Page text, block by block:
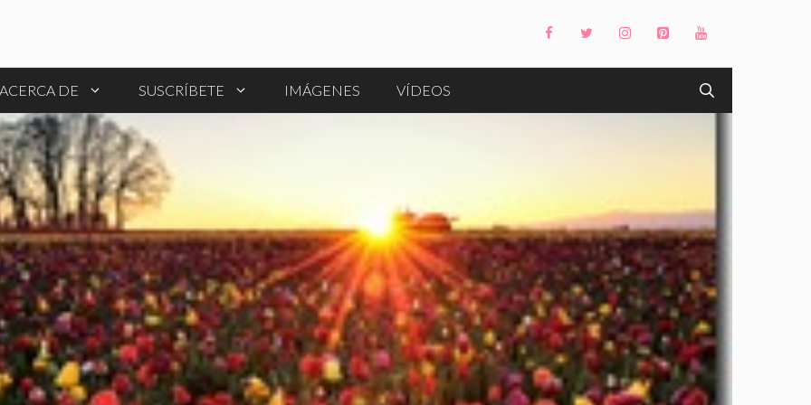
ACERCA DE SUSCRÍBETE IMÁGENES VÍDEOS